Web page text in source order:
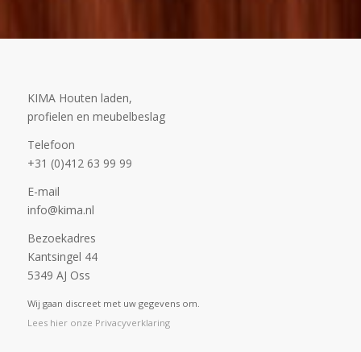
KIMA Houten laden,
profielen en meubelbeslag
Telefoon
+31 (0)412 63 99 99
E-mail
info@kima.nl
Bezoekadres
Kantsingel 44
5349 AJ Oss
Wij gaan discreet met uw gegevens om.
Lees hier onze Privacyverklaring